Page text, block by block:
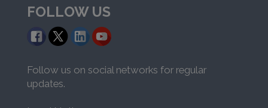
FOLLOW US
Follow us on social networks for regular
updates.